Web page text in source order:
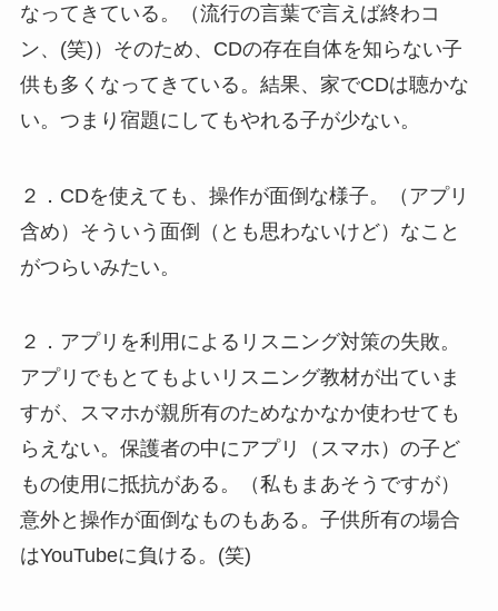
なってきている。（流行の言葉で言えば終わコ
ン、(笑)）そのため、CDの存在自体を知らない子
供も多くなってきている。結果、家でCDは聴かな
い。つまり宿題にしてもやれる子が少ない。
２．CDを使えても、操作が面倒な様子。（アプリ
含め）そういう面倒（とも思わないけど）なこと
がつらいみたい。
２．アプリを利用によるリスニング対策の失敗。
アプリでもとてもよいリスニング教材が出ていま
すが、スマホが親所有のためなかなか使わせても
らえない。保護者の中にアプリ（スマホ）の子ど
もの使用に抵抗がある。（私もまあそうですが）
意外と操作が面倒なものもある。子供所有の場合
はYouTubeに負ける。(笑)